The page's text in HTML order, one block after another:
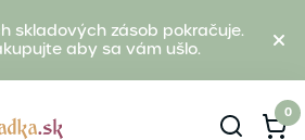
skladových zásob pokračuje.
aby sa vám ušlo.
0